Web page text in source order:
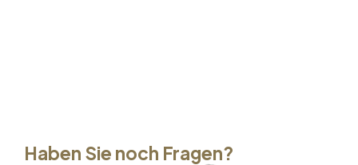
Haben Sie noch Fragen?